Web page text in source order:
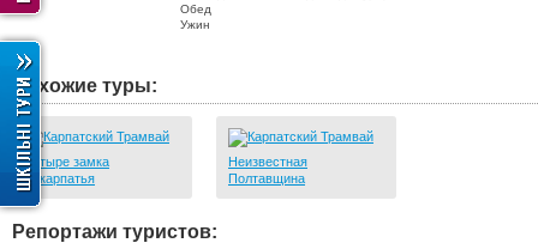
Обед
Ужин
Похожие туры:
Четыре замка
Закарпатья
Неизвестная
Полтавщина
Репортажи туристов: